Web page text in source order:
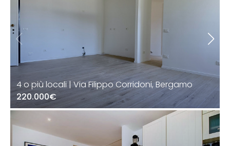
4 o più locali | Via Filippo Corridoni, Bergamo
220.000€